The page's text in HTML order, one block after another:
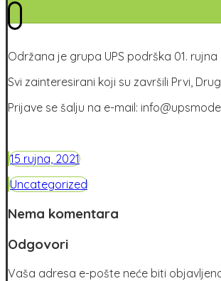
Održana je grupa UPS podrška 01. rujna
Svi zainteresirani koji su završili Prvi,
Prijave se šalju na e-mail:
15 rujna, 2021
Uncategorized
Nema komentara
Odgovori
Vaša adresa e-pošte neće biti